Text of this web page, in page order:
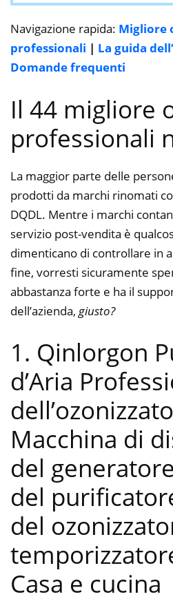
Navigazione rapida: Migliore
professionali | La guida
Domande frequenti
Il 44 migliore
professionali
La maggior parte delle
prodotti da marchi rinomati
DQDL. Mentre i marchi
servizio post-vendita è
dimenticano di controllare in
fine, vorresti sicuramente
abbastanza forte e ha il
dell’azienda, giusto?
1. Qinlorgon
d’Aria
Macchina di
del
del
del
Casa e cucina